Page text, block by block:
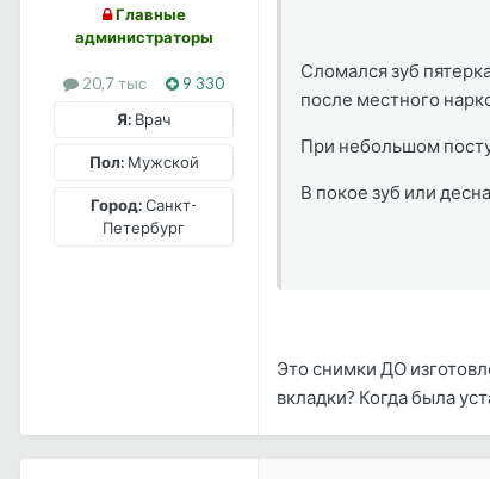
Главные
администраторы
20,7 тыс
9 330
Я: Врач
Пол:Мужской
Город:Санкт-
Петербург
Сломался зуб
после местного
При небольшом
В покое зуб или
Это снимки ДО
вкладки? Когда была